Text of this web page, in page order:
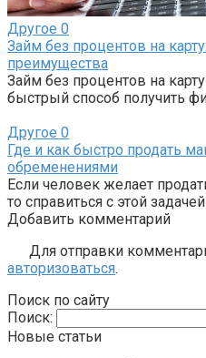
Другое 0
Займ без процентов на
преимущества
Займ без процентов на
быстрый способ получить
Другое 0
Где и как быстро продать
обременениями
Если человек желает
то справиться с этой
Добавить комментарий
Для отправки
авторизоваться.
Поиск по сайту
Поиск:
Новые статьи